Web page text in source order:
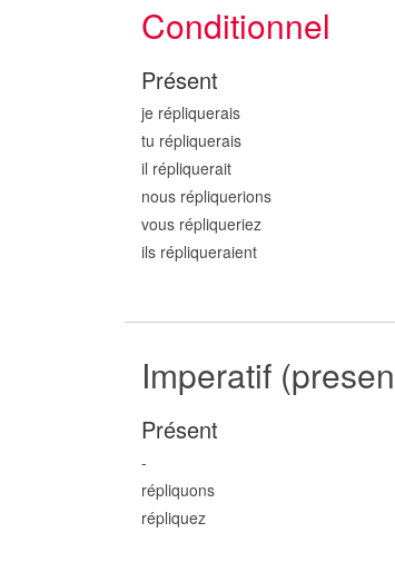
Conditionnel
Présent
je répliquerais
tu répliquerais
il répliquerait
nous répliquerions
vous répliqueriez
ils répliqueraient
Imperatif
Présent
-
répliquons
répliquez